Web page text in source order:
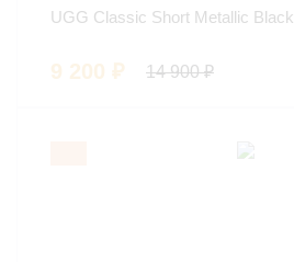
UGG Classic Short Metallic Black
9 200 ₽ 14 900₽